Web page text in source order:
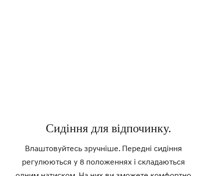
Сидіння для відпочинку.
Влаштовуйтесь зручніше. Передні сидіння
регулюються у 8 положеннях і складаються